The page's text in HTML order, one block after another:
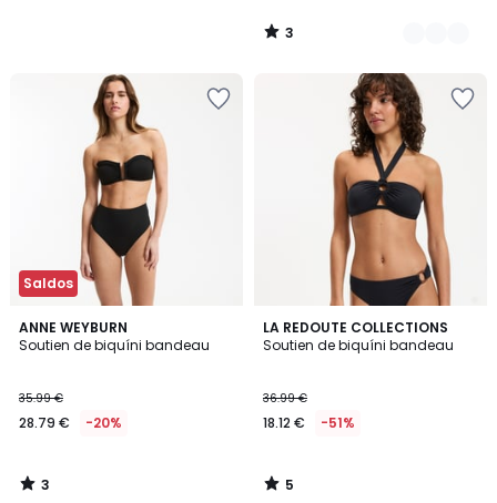
3
/
Saldos
ANNE WEYBURN
Soutien de biquíni bandeau
35.99 €
28.79 € -20%
3
/
3
/
LA REDOUTE COLLECTIONS
Soutien de biquíni bandeau
36.99 €
18.12 € -51%
5
/
5
/